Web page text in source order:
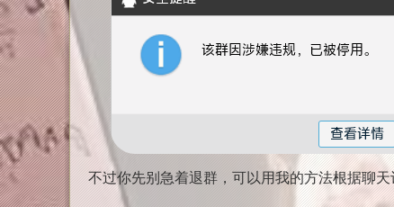
不过你先别急着退群，可以用我的方法根据聊天